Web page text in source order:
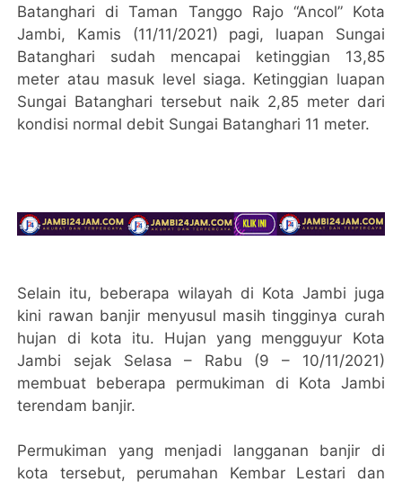
Batanghari di Taman Tanggo Rajo “Ancol” Kota
Jambi, Kamis (11/11/2021) pagi, luapan Sungai
Batanghari sudah mencapai ketinggian 13,85
meter atau masuk level siaga. Ketinggian luapan
Sungai Batanghari tersebut naik 2,85 meter dari
kondisi normal debit Sungai Batanghari 11 meter.
Selain itu, beberapa wilayah di Kota Jambi juga
kini rawan banjir menyusul masih tingginya curah
hujan di kota itu. Hujan yang mengguyur Kota
Jambi sejak Selasa – Rabu (9 – 10/11/2021)
membuat beberapa permukiman di Kota Jambi
terendam banjir.
Permukiman yang menjadi langganan banjir di
kota tersebut, perumahan Kembar Lestari dan